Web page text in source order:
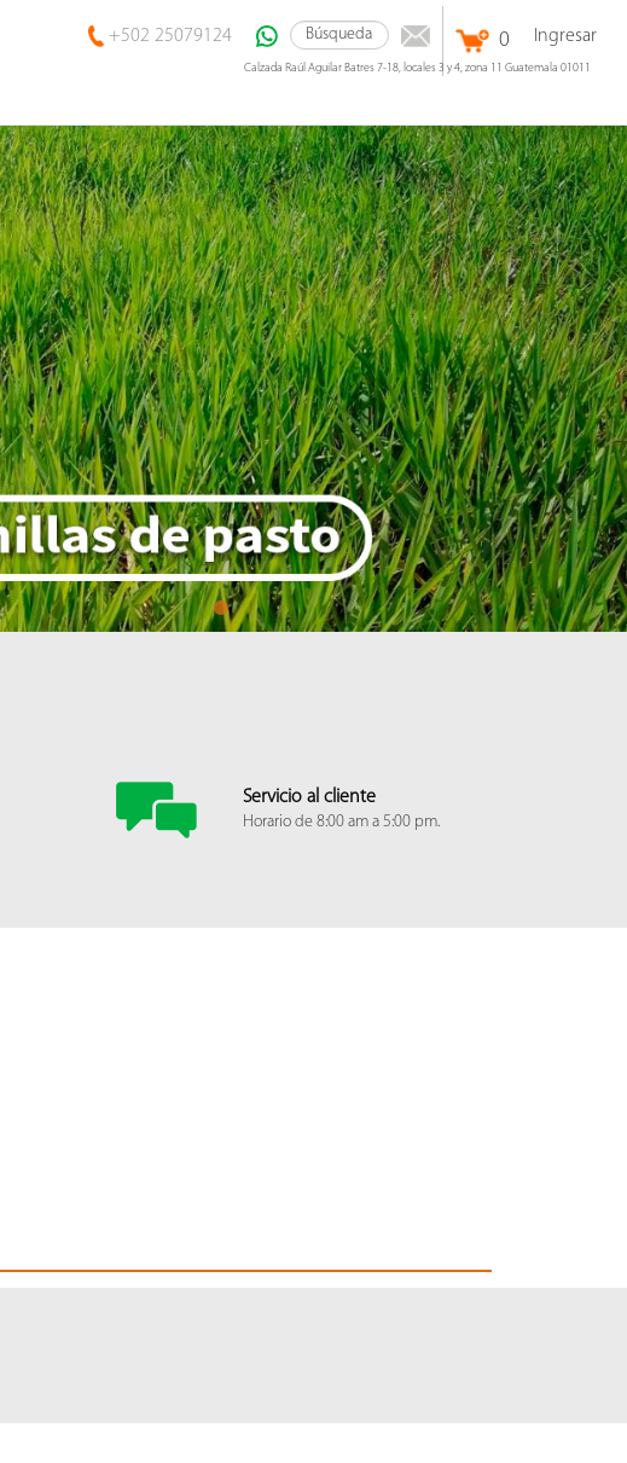
+502 25079124 0 Ingresar
Calzada Raúl Aguilar Batres 7-18, locales 3 y 4, zona 11 Guatemala 01011
1
Servicio al cliente
Horario de 8:00 am a 5:00 pm.